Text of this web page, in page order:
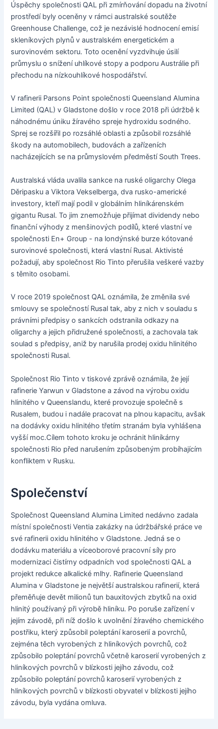
Úspěchy společnosti QAL při zmírňování dopadu na životní
prostředí byly oceněny v rámci australské soutěže
Greenhouse Challenge, což je nezávislé hodnocení emisí
skleníkových plynů v australském energetickém a
surovinovém sektoru. Toto ocenění vyzdvihuje úsilí
průmyslu o snížení uhlíkové stopy a podporu Austrálie při
přechodu na nízkouhlíkové hospodářství.
V rafinerii Parsons Point společnosti Queensland Alumina
Limited (QAL) v Gladstone došlo v roce 2018 při údržbě k
náhodnému úniku žíravého spreje hydroxidu sodného.
Sprej se rozšířil po rozsáhlé oblasti a způsobil rozsáhlé
škody na automobilech, budovách a zařízeních
nacházejících se na průmyslovém předměstí South Trees.
Australská vláda uvalila sankce na ruské oligarchy Olega
Děripasku a Viktora Vekselberga, dva rusko-americké
investory, kteří mají podíl v globálním hliníkárenském
gigantu Rusal. To jim znemožňuje přijímat dividendy nebo
finanční výhody z menšinových podílů, které vlastní ve
společnosti En+ Group - na londýnské burze kótované
surovinové společnosti, která vlastní Rusal. Aktivisté
požadují, aby společnost Rio Tinto přerušila veškeré vazby
s těmito osobami.
V roce 2019 společnost QAL oznámila, že změnila své
smlouvy se společností Rusal tak, aby z nich v souladu s
právními předpisy o sankcích odstranila odkazy na
oligarchy a jejich přidružené společnosti, a zachovala tak
soulad s předpisy, aniž by narušila prodej oxidu hlinitého
společnosti Rusal.
Společnost Rio Tinto v tiskové zprávě oznámila, že její
rafinerie Yarwun v Gladstone a závod na výrobu oxidu
hlinitého v Queenslandu, které provozuje společně s
Rusalem, budou i nadále pracovat na plnou kapacitu, avšak
na dodávky oxidu hlinitého třetím stranám byla vyhlášena
vyšší moc.Cílem tohoto kroku je ochránit hliníkárny
společnosti Rio před narušením způsobeným probíhajícím
konfliktem v Rusku.
Společenství
Společnost Queensland Alumina Limited nedávno zadala
místní společnosti Ventia zakázky na údržbářské práce ve
své rafinerii oxidu hlinitého v Gladstone. Jedná se o
dodávku materiálu a víceoborové pracovní síly pro
modernizaci čistírny odpadních vod společnosti QAL a
projekt redukce alkalické mlhy. Rafinerie Queensland
Alumina v Gladstone je největší australskou rafinerií, která
přeměňuje devět milionů tun bauxitových zbytků na oxid
hlinitý používaný při výrobě hliníku. Po poruše zařízení v
jejím závodě, při níž došlo k uvolnění žíravého chemického
postřiku, který způsobil poleptání karoserií a povrchů,
zejména těch vyrobených z hliníkových povrchů, což
způsobilo poleptání povrchů včetně karoserií vyrobených z
hliníkových povrchů v blízkosti jejího závodu, což
způsobilo poleptání povrchů karoserií vyrobených z
hliníkových povrchů v blízkosti obyvatel v blízkosti jejího
závodu, byla vydána omluva.